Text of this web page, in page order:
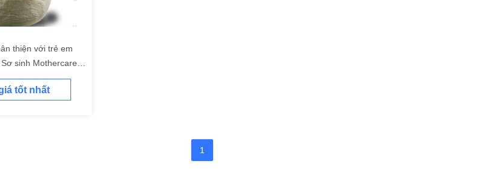
thiện với trẻ em
sinh Mothercare
màu xám
tốt nhất
1